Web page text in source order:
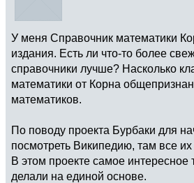
У меня Справочник математики
издания. Есть ли что-то более
справочники лучше? Насколько
математики от Корна
математиков.
По поводу проекта Бурбаки для
посмотреть Википедию, там все
В этом проекте самое интересное
делали на единой основе.